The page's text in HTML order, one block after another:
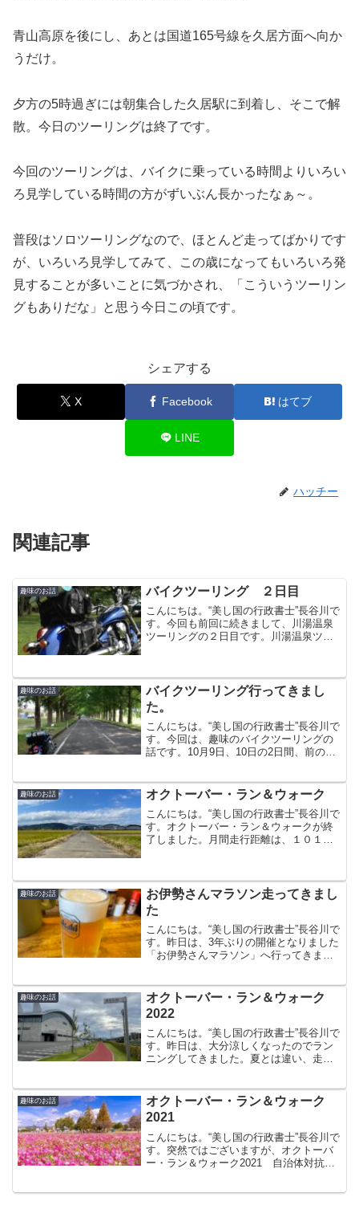
青山高原を後にし、あとは国道165号線を久居方面へ向か
うだけ。
夕方の5時過ぎには朝集合した久居駅に到着し、そこで解
散。今日のツーリングは終了です。
今回のツーリングは、バイクに乗っている時間よりいろい
ろ見学している時間の方がずいぶん長かったなぁ～。
普段はソロツーリングなので、ほとんど走ってばかりです
が、いろいろ見学してみて、この歳になってもいろいろ発
見することが多いことに気づかされ、「こういうツーリン
グもありだな」と思う今日この頃です。
シェアする
X Facebook はてブ
LINE
ハッチー
関連記事
趣味のお話 バイクツーリング ２日目
こんにちは。“美し国の行政書士”長谷川で
す。今回も前回に続きまして、川湯温泉
ツーリングの２日目です。川湯温泉ツー
泉の特徴は、何といっても川をせき止め
てできる巨大露天風呂...
趣味のお話
バイクツーリング行ってきまし
た。
こんにちは。“美し国の行政書士”長谷川で
す。今回は、趣味のバイクツーリングの
話です。10月9日、10日の2日間、前の職
県、川湯温泉へ行ってきました。初日
は、鬼ヶ城、...
趣味のお話 オクトーバー・ラン＆ウォーク
こんにちは。“美し国の行政書士”長谷川で
す。オクトーバー・ラン＆ウォークが終
了しました。月間走行距離は、１０１．
ど走れない期間があったのが悔やまれま
す。久々のランニング...
趣味のお話
お伊勢さんマラソン走ってきまし
た
こんにちは。“美し国の行政書士”長谷川で
す。昨日は、3年ぶりの開催となりました
「お伊勢さんマラソン」へ行ってきまし
となりました。自分自身ハーフマラソン
を走るのは3年ぶり...
趣味のお話
オクトーバー・ラン＆ウォーク
2022
こんにちは。“美し国の行政書士”長谷川で
す。昨日は、大分涼しくなったのでラン
ニングしてきました。夏とは違い、走っ
たので距離を稼がないといけないのと、
今月菰野で開催される...
趣味のお話
オクトーバー・ラン＆ウォーク
2021
こんにちは。“美し国の行政書士”長谷川で
す。突然ではございますが、オクトーバ
ー・ラン＆ウォーク2021 自治体対抗戦